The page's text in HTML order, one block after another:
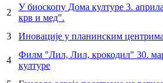
Скупштина
Општинска управа
2
У биоскопу Дома културе 3.
крв и мед".
3
Иновације у планинским центрима
4
Филм "Лил, Лил, крокодил" 30.
културе